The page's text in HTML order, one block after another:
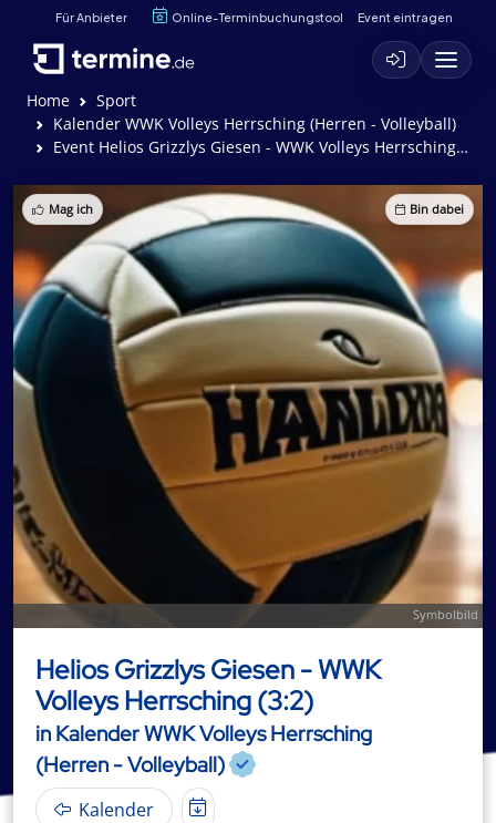
Für Anbieter Online-Terminbuchungstool Event eintragen
Home
Sport
Kalender WWK Volleys Herrsching (Herren - Volleyball)
Event Helios Grizzlys Giesen - WWK Volleys Herrsching (3:2)
Mag ich Bin dabei
Symbolbild
Helios Grizzlys Giesen - WWK
Volleys Herrsching (3:2)
in Kalender WWK Volleys Herrsching
(Herren - Volleyball)
Kalender